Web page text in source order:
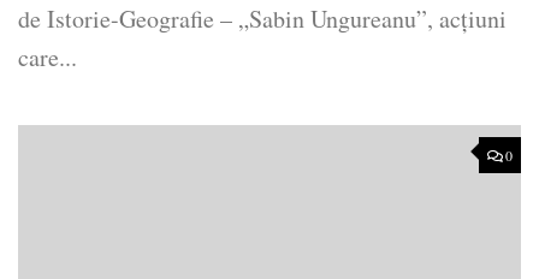
de Istorie-Geografie – „Sabin Ungureanu”, acţiuni
care...
0